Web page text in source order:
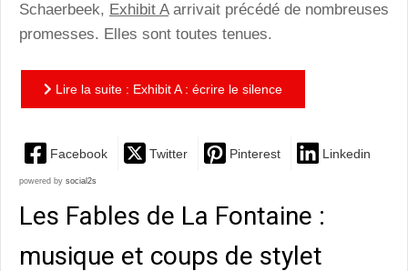
Schaerbeek, Exhibit Aarrivait précédé de nombreuses
promesses. Elles sont toutes tenues.
Lire la suite : Exhibit A : écrire le silence
Facebook Twitter Pinterest Linkedin
powered by social2s
Les Fables de La Fontaine :
musique et coups de stylet